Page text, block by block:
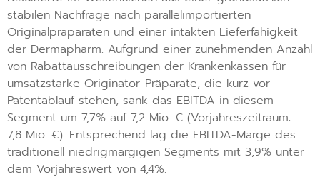
stabilen Nachfrage nach parallelimportierten
Originalpräparaten und einer intakten Lieferfähigkeit
der Dermapharm. Aufgrund einer zunehmenden Anzahl
von Rabattausschreibungen der Krankenkassen für
umsatzstarke Originator-Präparate, die kurz vor
Patentablauf stehen, sank das EBITDA in diesem
Segment um 7,7% auf 7,2 Mio. € (Vorjahreszeitraum:
7,8 Mio. €). Entsprechend lag die EBITDA-Marge des
traditionell niedrigmargigen Segments mit 3,9% unter
dem Vorjahreswert von 4,4%.